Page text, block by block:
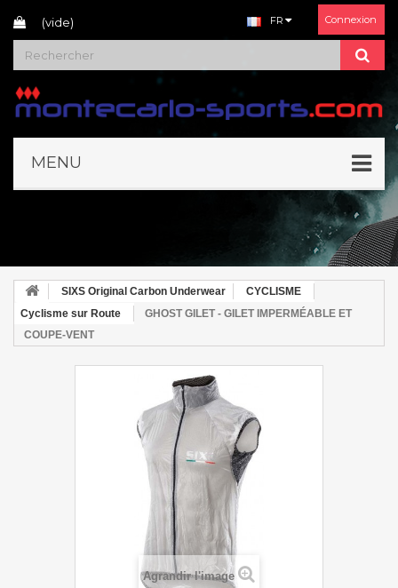
Connexion
(vide) FR
MENU
SIXS Original Carbon Underwear
CYCLISME
Cyclisme sur Route
GHOST GILET - GILET IMPERMÉABLE ET
COUPE-VENT
Agrandir l'image